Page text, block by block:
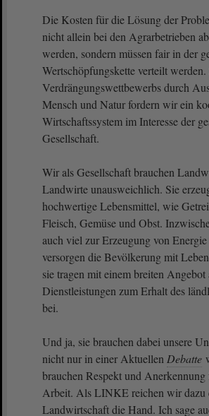
Die Kosten für die Lösung der
nicht allein bei den Agrarbetrieben
werden, sondern müssen fair in der
Wertschöpfungskette verteilt werden.
Verdrängungswettbewerbs durch
Mensch und Natur fordern wir ein
Wirtschaftssystem im Interesse der
Gesellschaft.
Wir als Gesellschaft brauchen
Landwirte unausweichlich. Sie
hochwertige Lebensmittel, wie
Fleisch, Gemüse und Obst.
auch viel zur Erzeugung von
versorgen die Bevölkerung mit
sie tragen mit einem breiten Angebot
Dienstleistungen zum Erhalt des
bei.
Und ja, sie brauchen dabei unsere
nicht nur in einer Aktuellen Debatte
brauchen Respekt und
Arbeit. Als LINKE reichen wir dazu
Landwirtschaft die Hand. Ich sage